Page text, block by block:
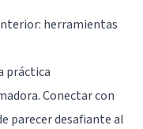
herramientas
práctica
Conectar con
parecer desafiante al